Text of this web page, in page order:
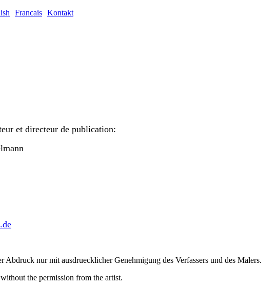
Francais Kontakt
et directeur de publication:
nur mit ausdruecklicher Genehmigung des Verfassers und des Malers.
the permission from the artist.